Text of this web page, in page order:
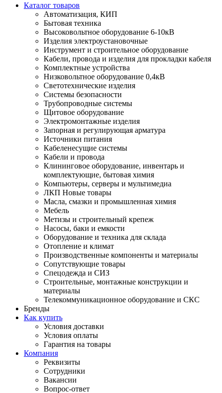
Каталог товаров
Автоматизация, КИП
Бытовая техника
Высоковольтное оборудование 6-10кВ
Изделия электроустановочные
Инструмент и строительное оборудование
Кабели, провода и изделия для прокладки кабеля
Комплектные устройства
Низковольтное оборудование 0,4кВ
Светотехнические изделия
Системы безопасности
Трубопроводные системы
Щитовое оборудование
Электромонтажные изделия
Запорная и регулирующая арматура
Источники питания
Кабеленесущие системы
Кабели и провода
Клининговое оборудование, инвентарь и
комплектующие, бытовая химия
Компьютеры, серверы и мультимедиа
ЛКП Новые товары
Масла, смазки и промышленная химия
Мебель
Метизы и строительный крепеж
Насосы, баки и емкости
Оборудование и техника для склада
Отопление и климат
Производственные компоненты и материалы
Сопутствующие товары
Спецодежда и СИЗ
Строительные, монтажные конструкции и
материалы
Телекоммуникационное оборудование и СКС
Бренды
Как купить
Условия доставки
Условия оплаты
Гарантия на товары
Компания
Реквизиты
Сотрудники
Вакансии
Вопрос-ответ